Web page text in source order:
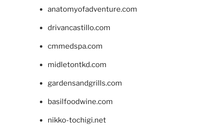
anatomyofadventure.com
drivancastillo.com
cmmedspa.com
midletontkd.com
gardensandgrills.com
basilfoodwine.com
nikko-tochigi.net